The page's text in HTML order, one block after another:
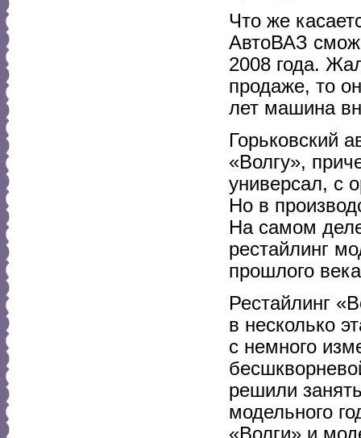
Что же
АвтоВАЗ
2008 года.
продаже, то
лет машина
Горьковский
«Волгу»,
универсал, с
Но в
На самом
рестайлинг
прошлого
Рестайлинг
в несколько
с немного
решили
модельного
«Волги» и